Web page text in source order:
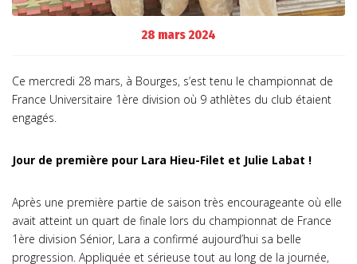
28 mars 2024
Ce mercredi 28 mars, à Bourges, s’est tenu le championnat de
France Universitaire 1ère division où 9 athlètes du club étaient
engagés.
Jour de première pour Lara Hieu-Filet et Julie Labat !
Après une première partie de saison très encourageante où elle
avait atteint un quart de finale lors du championnat de France
1ère division Sénior, Lara a confirmé aujourd’hui sa belle
progression. Appliquée et sérieuse tout au long de la journée,